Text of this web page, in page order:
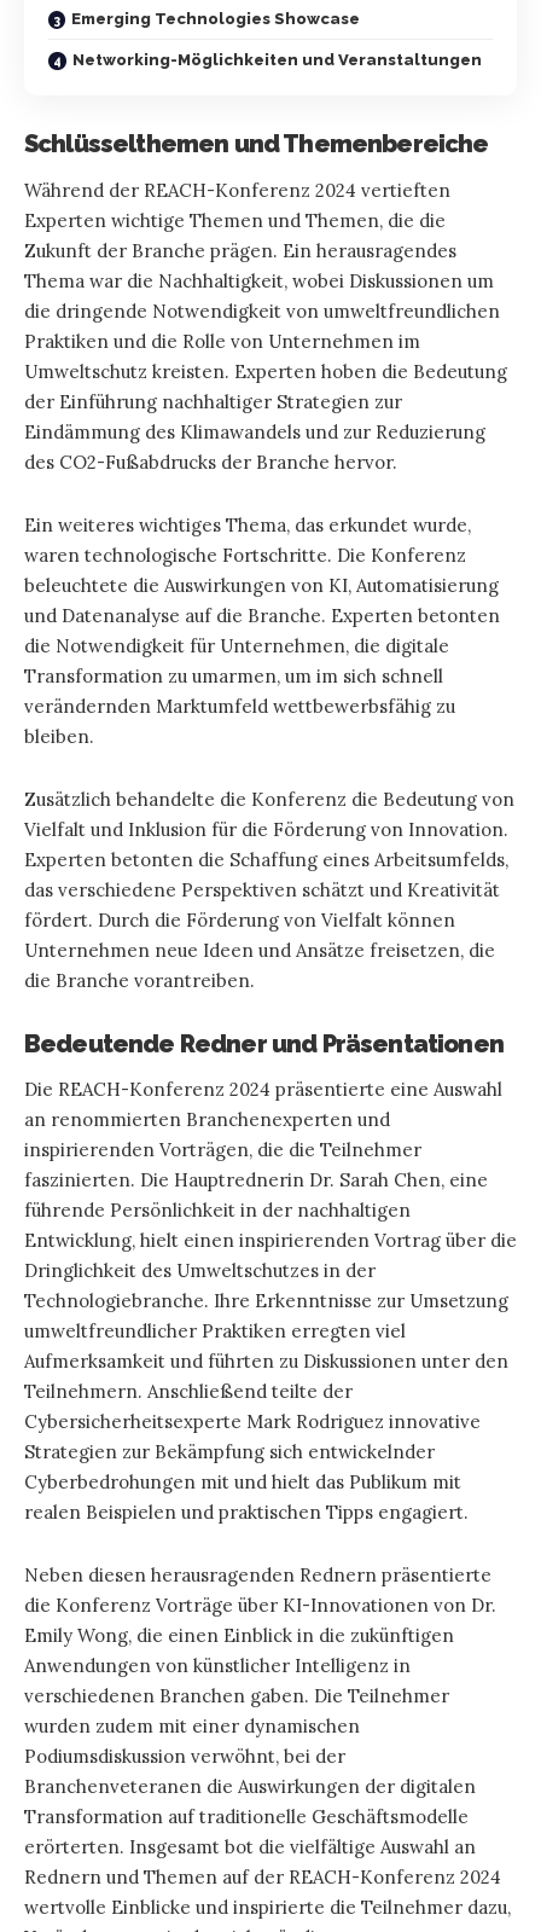
Emerging Technologies Showcase
Networking-Möglichkeiten und Veranstaltungen
Schlüsselthemen und Themenbereiche
Während der REACH-Konferenz 2024 vertieften
Experten wichtige Themen und Themen, die die
Zukunft der Branche prägen. Ein herausragendes
Thema war die Nachhaltigkeit, wobei Diskussionen um
die dringende Notwendigkeit von umweltfreundlichen
Praktiken und die Rolle von Unternehmen im
Umweltschutz kreisten. Experten hoben die Bedeutung
der Einführung nachhaltiger Strategien zur
Eindämmung des Klimawandels und zur Reduzierung
des CO2-Fußabdrucks der Branche hervor.
Ein weiteres wichtiges Thema, das erkundet wurde,
waren technologische Fortschritte. Die Konferenz
beleuchtete die Auswirkungen von KI, Automatisierung
und Datenanalyse auf die Branche. Experten betonten
die Notwendigkeit für Unternehmen, die digitale
Transformation zu umarmen, um im sich schnell
verändernden Marktumfeld wettbewerbsfähig zu
bleiben.
Zusätzlich behandelte die Konferenz die Bedeutung von
Vielfalt und Inklusion für die Förderung von Innovation.
Experten betonten die Schaffung eines Arbeitsumfelds,
das verschiedene Perspektiven schätzt und Kreativität
fördert. Durch die Förderung von Vielfalt können
Unternehmen neue Ideen und Ansätze freisetzen, die
die Branche vorantreiben.
Bedeutende Redner und Präsentationen
Die REACH-Konferenz 2024 präsentierte eine Auswahl
an renommierten Branchenexperten und
inspirierenden Vorträgen, die die Teilnehmer
faszinierten. Die Hauptrednerin Dr. Sarah Chen, eine
führende Persönlichkeit in der nachhaltigen
Entwicklung, hielt einen inspirierenden Vortrag über die
Dringlichkeit des Umweltschutzes in der
Technologiebranche. Ihre Erkenntnisse zur Umsetzung
umweltfreundlicher Praktiken erregten viel
Aufmerksamkeit und führten zu Diskussionen unter den
Teilnehmern. Anschließend teilte der
Cybersicherheitsexperte Mark Rodriguez innovative
Strategien zur Bekämpfung sich entwickelnder
Cyberbedrohungen mit und hielt das Publikum mit
realen Beispielen und praktischen Tipps engagiert.
Neben diesen herausragenden Rednern präsentierte
die Konferenz Vorträge über KI-Innovationen von Dr.
Emily Wong, die einen Einblick in die zukünftigen
Anwendungen von künstlicher Intelligenz in
verschiedenen Branchen gaben. Die Teilnehmer
wurden zudem mit einer dynamischen
Podiumsdiskussion verwöhnt, bei der
Branchenveteranen die Auswirkungen der digitalen
Transformation auf traditionelle Geschäftsmodelle
erörterten. Insgesamt bot die vielfältige Auswahl an
Rednern und Themen auf der REACH-Konferenz 2024
wertvolle Einblicke und inspirierte die Teilnehmer dazu,